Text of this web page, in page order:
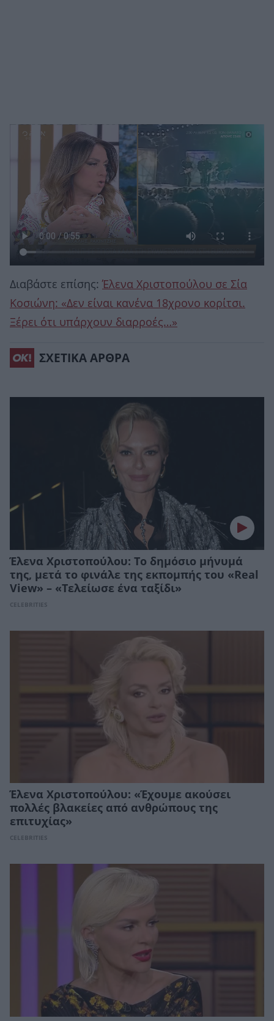
Διαβάστε επίσης: Έλενα Χριστοπούλου σε Σία
Κοσιώνη: «Δεν είναι κανένα 18χρονο κορίτσι.
Ξέρει ότι υπάρχουν διαρροές…»
ΣΧΕΤΙΚΑ ΑΡΘΡΑ
Έλενα Χριστοπούλου: Το δημόσιο μήνυμά
της, μετά το φινάλε της εκπομπής του «Real
View» – «Τελείωσε ένα ταξίδι»
CELEBRITIES
Έλενα Χριστοπούλου: «Έχουμε ακούσει
πολλές βλακείες από ανθρώπους της
επιτυχίας»
CELEBRITIES